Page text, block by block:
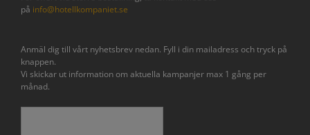
på info@hotellkompaniet.se
Anmäl dig till vårt nyhetsbrev nedan. Fyll i din mailadress och tryck på
knappen.
Vi skickar ut information om aktuella kampanjer max 1 gång per
månad.